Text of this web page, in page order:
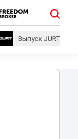
Выпуск JURT